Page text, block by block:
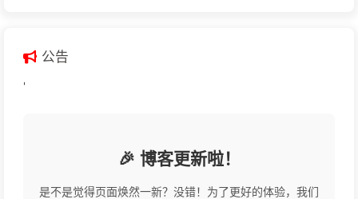
公告
'
🎉 博客更新啦！
是不是觉得页面焕然一新？没错！为了更好的体验，我们